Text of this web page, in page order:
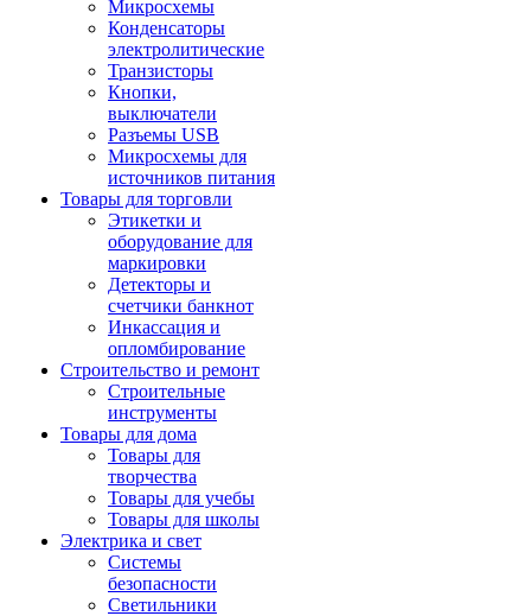
Микросхемы
Конденсаторы
электролитические
Транзисторы
Кнопки,
выключатели
Разъемы USB
Микросхемы для
источников питания
Товары для торговли
Этикетки и
оборудование для
маркировки
Детекторы и
счетчики банкнот
Инкассация и
опломбирование
Строительство и ремонт
Строительные
инструменты
Товары для дома
Товары для
творчества
Товары для учебы
Товары для школы
Электрика и свет
Системы
безопасности
Светильники